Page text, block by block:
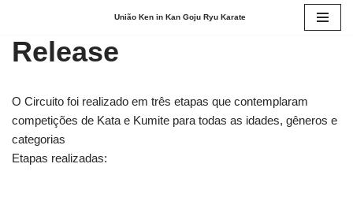
Pular
para
conteúdo
União Ken in Kan Goju Ryu Karate
Release
O Circuito foi realizado em três etapas que contemplaram
competições de Kata e Kumite para todas as idades, gêneros e
categorias
Etapas realizadas: